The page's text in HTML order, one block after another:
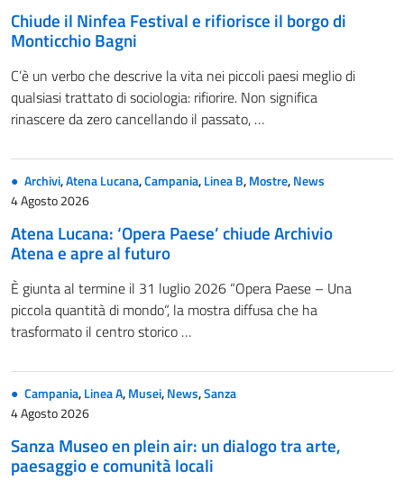
Chiude il Ninfea Festival e rifiorisce il borgo di
Monticchio Bagni
C’è un verbo che descrive la vita nei piccoli paesi meglio di
qualsiasi trattato di sociologia: rifiorire. Non significa
rinascere da zero cancellando il passato, …
Archivi,Atena Lucana,Campania,Linea B,Mostre,News
4 Agosto 2026
Atena Lucana: ‘Opera Paese’ chiude Archivio
Atena e apre al futuro
È giunta al termine il 31 luglio 2026 “Opera Paese – Una
piccola quantità di mondo“, la mostra diffusa che ha
trasformato il centro storico …
Campania,Linea A,Musei,News,Sanza
4 Agosto 2026
Sanza Museo en plein air: un dialogo tra arte,
paesaggio e comunità locali